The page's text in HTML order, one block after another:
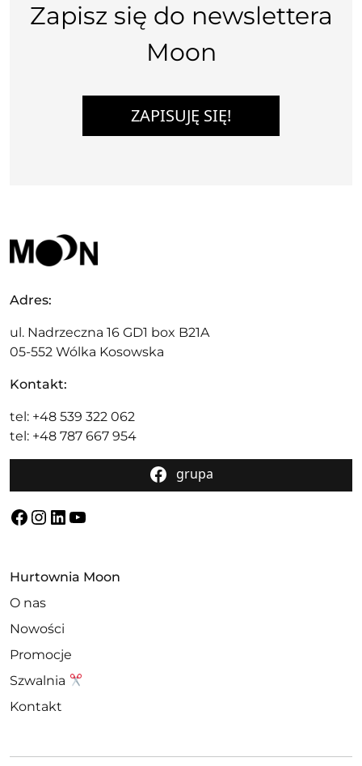
Zapisz się do newslettera
Moon
ZAPISUJĘ SIĘ!
Adres:
ul. Nadrzeczna 16 GD1 box B21A
05-552 Wólka Kosowska
Kontakt:
tel: +48 539 322 062
tel: +48 787 667 954
grupa
Facebook
Instagram
LinkedIn
YouTube
Hurtownia Moon
O nas
Nowości
Promocje
Szwalnia
Kontakt